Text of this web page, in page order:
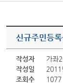
신규주민등
작성자
가좌
작성일
2011
조회수
1077